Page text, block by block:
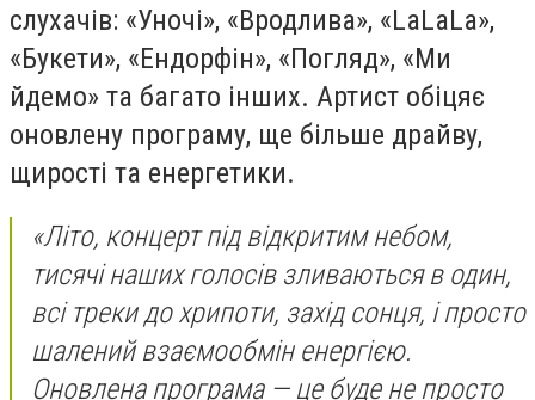
слухачів: «Уночі», «Вродлива», «LaLaLa»,
«Букети», «Ендорфін», «Погляд», «Ми
йдемо» та багато інших. Артист обіцяє
оновлену програму, ще більше драйву,
щирості та енергетики.
«Літо, концерт під відкритим небом,
тисячі наших голосів зливаються в один,
всі треки до хрипоти, захід сонця, і просто
шалений взаємообмін енергією.
Оновлена програма — це буде не просто